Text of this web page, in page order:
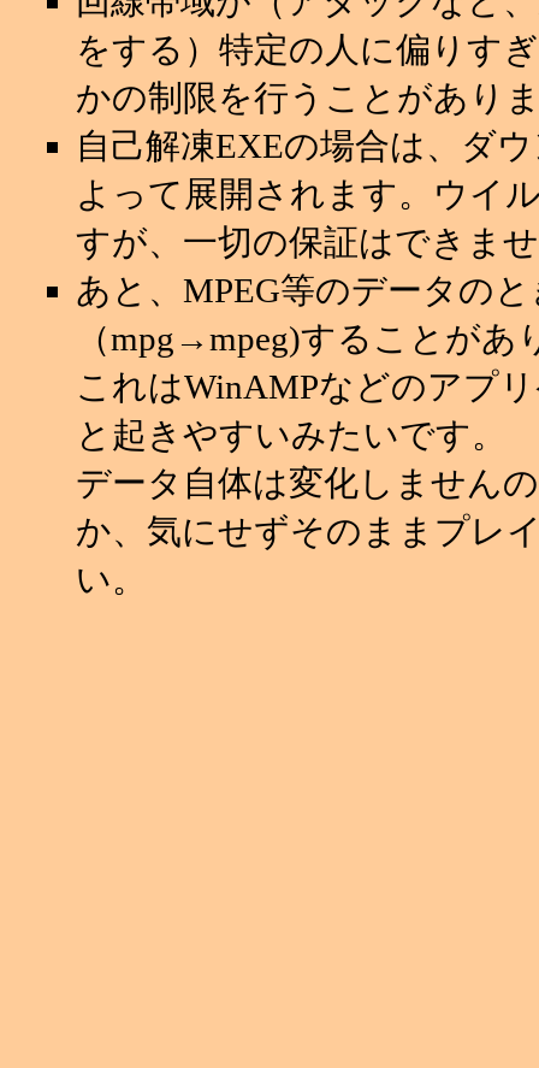
をする）特定の人に偏りす
かの制限を行うことがあり
自己解凍EXEの場合は、ダ
よって展開されます。ウイ
すが、一切の保証はできま
あと、MPEG等のデータの
（mpg→mpeg)することがあ
これはWinAMPなどのアプ
と起きやすいみたいです。
データ自体は変化しません
か、気にせずそのままプレ
い。